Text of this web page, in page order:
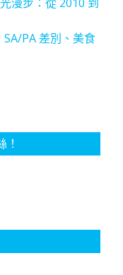
PA 差別、美食